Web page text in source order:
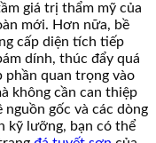
giá trị thẩm mỹ của
mới. Hơn nữa, bề
cấp diện tích tiếp
dính, thúc đẩy quá
phần quan trọng vào
không cần can thiệp
gốc và các dòng
kỹ lưỡng, bạn có thể